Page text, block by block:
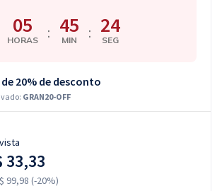
05
HORAS : 45
MIN : 23
SEG
20% de desconto
GRAN20-OFF
33,33
99,98 (-20%)